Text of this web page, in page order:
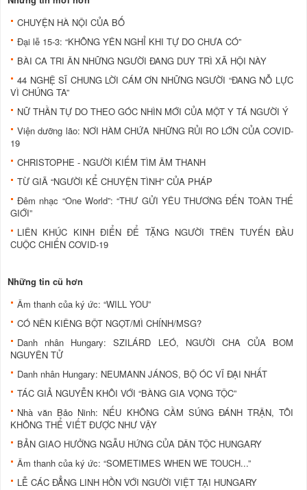
CHUYỆN HÀ NỘI CỦA BỐ
Đại lễ 15-3: “KHÔNG YÊN NGHỈ KHI TỰ DO CHƯA CÓ”
BÀI CA TRI ÂN NHỮNG NGƯỜI ĐANG DUY TRÌ XÃ HỘI NÀY
44 NGHỆ SĨ CHUNG LỜI CÁM ƠN NHỮNG NGƯỜI “ĐANG NỖ LỰC
VÌ CHÚNG TA”
NỮ THẦN TỰ DO THEO GÓC NHÌN MỚI CỦA MỘT Y TÁ NGƯỜI Ý
Viện dưỡng lão: NƠI HÀM CHỨA NHỮNG RỦI RO LỚN CỦA COVID-
19
CHRISTOPHE - NGƯỜI KIẾM TÌM ÂM THANH
TỪ GIÃ “NGƯỜI KỂ CHUYỆN TÌNH” CỦA PHÁP
Đêm nhạc “One World”: “THƯ GỬI YÊU THƯƠNG ĐẾN TOÀN THẾ
GIỚI”
LIÊN KHÚC KINH ĐIỂN ĐỂ TẶNG NGƯỜI TRÊN TUYẾN ĐẦU
CUỘC CHIẾN COVID-19
Những tin cũ hơn
Âm thanh của ký ức: “WILL YOU”
CÓ NÊN KIÊNG BỘT NGỌT/MÌ CHÍNH/MSG?
Danh nhân Hungary: SZILÁRD LEÓ, NGƯỜI CHA CỦA BOM
NGUYÊN TỬ
Danh nhân Hungary: NEUMANN JÁNOS, BỘ ÓC VĨ ĐẠI NHẤT
TÁC GIẢ NGUYỄN KHÔI VỚI “BÀNG GIA VỌNG TỘC”
Nhà văn Bảo Ninh: NẾU KHÔNG CẦM SÚNG ĐÁNH TRẬN, TÔI
KHÔNG THỂ VIẾT ĐƯỢC NHƯ VẬY
BẢN GIAO HƯỞNG NGẪU HỨNG CỦA DÂN TỘC HUNGARY
Âm thanh của ký ức: “SOMETIMES WHEN WE TOUCH...”
LỄ CÁC ĐẲNG LINH HỒN VỚI NGƯỜI VIỆT TẠI HUNGARY